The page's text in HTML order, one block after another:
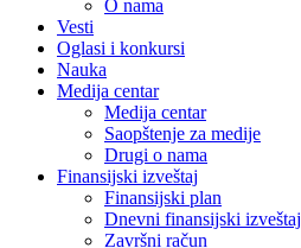
O nama
Vesti
Oglasi i konkursi
Nauka
Medija centar
Medija centar
Saopštenje za medije
Drugi o nama
Finansijski izveštaj
Finansijski plan
Dnevni finansijski izveštaj
Završni račun